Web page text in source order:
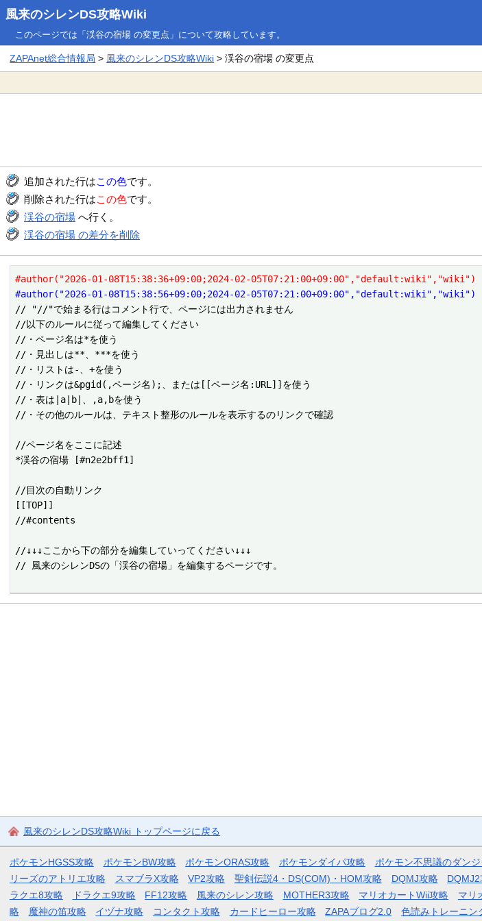
風来のシレンDS攻略Wiki
このページでは「渓谷の宿場 の変更点」について攻略しています。
ZAPAnet総合情報局 > 風来のシレンDS攻略Wiki > 渓谷の宿場 の変更点
追加された行はこの色です。
削除された行はこの色です。
渓谷の宿場 へ行く。
渓谷の宿場 の差分を削除
#author("2026-01-08T15:38:36+09:00;2024-02-05T07:21:00+09:00","default:wiki","wiki")
#author("2026-01-08T15:38:56+09:00;2024-02-05T07:21:00+09:00","default:wiki","wiki")
// "//"で始まる行はコメント行で、ページには出力されません
//以下のルールに従って編集してください
//・ページ名は*を使う
//・見出しは**、***を使う
//・リストは-、+を使う
//・リンクは&pgid(,ページ名);、または[[ページ名:URL]]を使う
//・表は|a|b|、,a,bを使う
//・その他のルールは、テキスト整形のルールを表示するのリンクで確認
//ページ名をここに記述
*渓谷の宿場 [#n2e2bff1]
//目次の自動リンク
[[TOP]]
//#contents
//↓↓↓ここから下の部分を編集していってください↓↓↓
風来のシレンDS攻略Wiki トップページに戻る
ポケモンHGSS攻略 ポケモンBW攻略 ポケモンORAS攻略 ポケモンダイパ攻略 ポケモン不思議のダン
リーズのアトリエ攻略
スマブラX攻略 VP2攻略 聖剣伝説4・DS(COM)・HOM攻略 DQMJ攻略
ラクエ8攻略
ドラクエ9攻略 FF12攻略 風来のシレン攻略 MOTHER3攻略 マリオカートWii攻略 マリ
略
魔神の笛攻略 イヅナ攻略 コンタクト攻略 カードヒーロー攻略 ZAPAブログ2.0 色読みトレーニン